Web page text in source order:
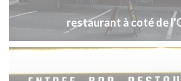
restaurant à coté de